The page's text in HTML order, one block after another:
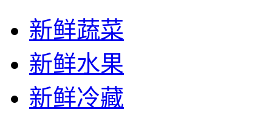
新鲜蔬菜
新鲜水果
新鲜冷藏